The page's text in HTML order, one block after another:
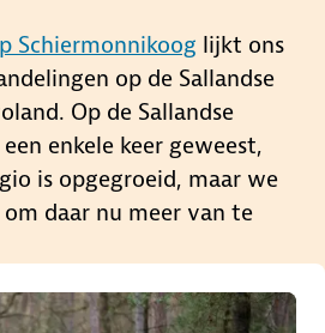
Schiermonnikoog lijkt ons
op de Sallandse
Op de Sallandse
enkele keer geweest,
is opgegroeid, maar we
daar nu meer van te